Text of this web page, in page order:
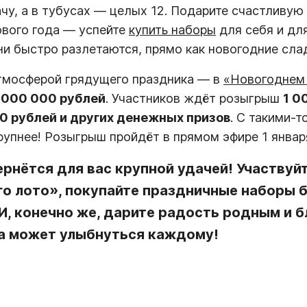
а в тубусах — целых 12. Подарите
года — успейте купить наборы для себя и
быстро разлетаются, прямо как новогодние
грядущего праздника — в
000 рублей. Участников ждёт розыгрыш 1
рублей и других денежных призов. С такими-
Розыгрыш пройдёт в прямом эфире 1
для вас крупной удачей!
лото», покупайте праздничные наборы
конечно же, дарите радость родным и
может улыбнуться каждому!